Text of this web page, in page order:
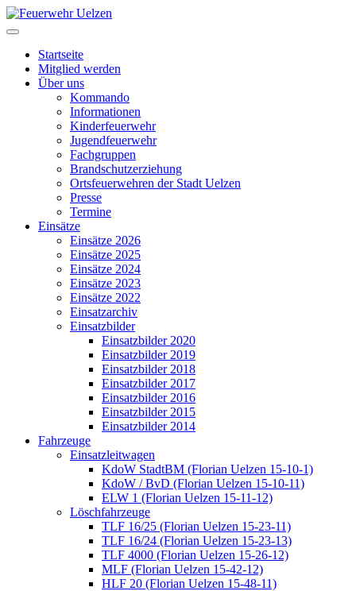
Startseite
Mitglied werden
Über uns
Kommando
Informationen
Kinderfeuerwehr
Jugendfeuerwehr
Fachgruppen
Brandschutzerziehung
Ortsfeuerwehren der Stadt Uelzen
Presse
Termine
Einsätze
Einsätze 2026
Einsätze 2025
Einsätze 2024
Einsätze 2023
Einsätze 2022
Einsatzarchiv
Einsatzbilder
Einsatzbilder 2020
Einsatzbilder 2019
Einsatzbilder 2018
Einsatzbilder 2017
Einsatzbilder 2016
Einsatzbilder 2015
Einsatzbilder 2014
Fahrzeuge
Einsatzleitwagen
KdoW StadtBM (Florian Uelzen 15-10-1)
KdoW / BvD (Florian Uelzen 15-10-11)
ELW 1 (Florian Uelzen 15-11-12)
Löschfahrzeuge
TLF 16/25 (Florian Uelzen 15-23-11)
TLF 16/24 (Florian Uelzen 15-23-13)
TLF 4000 (Florian Uelzen 15-26-12)
MLF (Florian Uelzen 15-42-12)
HLF 20 (Florian Uelzen 15-48-11)